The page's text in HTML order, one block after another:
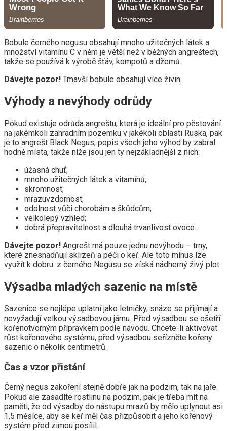
Bobule černého negusu obsahují mnoho užitečných látek a
množství vitamínu C v něm je větší než v běžných angreštech,
takže se používá k výrobě šťáv, kompotů a džemů.
Dávejte pozor! Tmavší bobule obsahují více živin.
Výhody a nevýhody odrůdy
Pokud existuje odrůda angreštu, která je ideální pro pěstování
na jakémkoli zahradním pozemku v jakékoli oblasti Ruska, pak
je to angrešt Black Negus, popis všech jeho výhod by zabral
hodně místa, takže níže jsou jen ty nejzákladnější z nich:
úžasná chuť;
mnoho užitečných látek a vitamínů;
skromnost;
mrazuvzdornost;
odolnost vůči chorobám a škůdcům;
velkolepý vzhled;
dobrá přepravitelnost a dlouhá trvanlivost ovoce.
Dávejte pozor! Angrešt má pouze jednu nevýhodu – trny,
které znesnadňují sklizeň a péči o keř. Ale toto mínus lze
využít k dobru: z černého Negusu se získá nádherný živý plot.
Výsadba mladých sazenic na místě
Sazenice se nejlépe uplatní jako letničky, snáze se přijímají a
nevyžadují velkou výsadbovou jámu. Před výsadbou se ošetří
kořenotvorným přípravkem podle návodu. Chcete-li aktivovat
růst kořenového systému, před výsadbou seřízněte kořeny
sazenic o několik centimetrů.
Čas a vzor přistání
Černý negus zakoření stejně dobře jak na podzim, tak na jaře.
Pokud ale zasadíte rostlinu na podzim, pak je třeba mít na
paměti, že od výsadby do nástupu mrazů by mělo uplynout asi
1,5 měsíce, aby se keř měl čas přizpůsobit a jeho kořenový
systém před zimou posílil.